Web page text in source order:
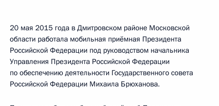
20 мая 2015 года в Дмитровском районе Московской
области работала мобильная приёмная Президента
Российской Федерации под руководством начальника
Управления Президента Российской Федерации
по обеспечению деятельности Государственного совета
Российской Федерации Михаила Брюханова.